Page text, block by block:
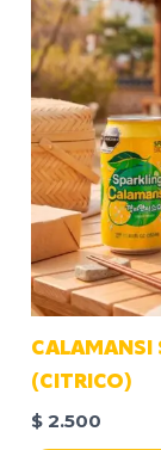
CALAMANSI
(CITRICO)
$ 2.500